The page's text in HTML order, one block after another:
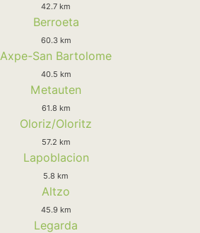
42.7 km
Berroeta
60.3 km
Axpe-San Bartolome
40.5 km
Metauten
61.8 km
Oloriz/Oloritz
57.2 km
Lapoblacion
5.8 km
Altzo
45.9 km
Legarda